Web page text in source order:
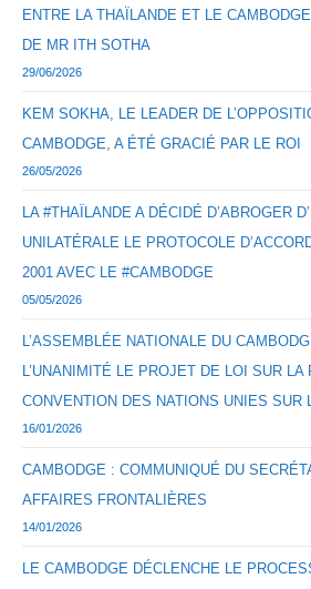
ENTRE LA THAÏLANDE ET LE
DE MR ITH SOTHA
29/06/2026
KEM SOKHA, LE LEADER DE
CAMBODGE, A ÉTÉ GRACIÉ PAR LE ROI
26/05/2026
LA #THAÏLANDE A DÉCIDÉ D’ABROGER
UNILATÉRALE LE PROTOCOLE
2001 AVEC LE #CAMBODGE
05/05/2026
L’ASSEMBLÉE NATIONALE DU
L’UNANIMITÉ LE PROJET DE LOI SUR LA
CONVENTION DES NATIONS UNIES SUR
16/01/2026
CAMBODGE : COMMUNIQUÉ DU
AFFAIRES FRONTALIÈRES
14/01/2026
LE CAMBODGE DÉCLENCHE LE